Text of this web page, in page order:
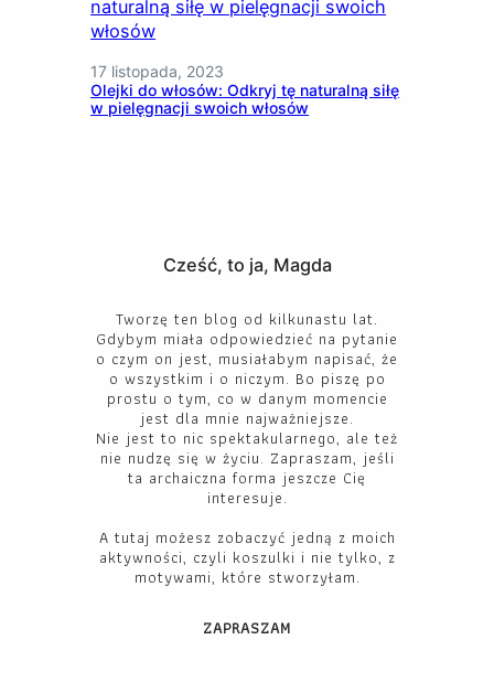
17 listopada, 2023
Olejki do włosów: Odkryj tę naturalną siłę
w pielęgnacji swoich włosów
Cześć, to ja, Magda
Tworzę ten blog od kilkunastu lat.
Gdybym miała odpowiedzieć na pytanie
o czym on jest, musiałabym napisać, że
o wszystkim i o niczym. Bo piszę po
prostu o tym, co w danym momencie
jest dla mnie najważniejsze.
Nie jest to nic spektakularnego, ale też
nie nudzę się w życiu. Zapraszam, jeśli
ta archaiczna forma jeszcze Cię
interesuje.
A tutaj możesz zobaczyć jedną z moich
aktywności, czyli koszulki i nie tylko, z
motywami, które stworzyłam.
ZAPRASZAM